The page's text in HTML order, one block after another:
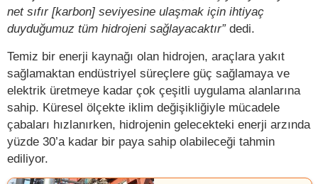
net sıfır [karbon] seviyesine ulaşmak için ihtiyaç
duyduğumuz tüm hidrojeni sağlayacaktır”dedi.
Temiz bir enerji kaynağı olan hidrojen, araçlara yakıt
sağlamaktan endüstriyel süreçlere güç sağlamaya ve
elektrik üretmeye kadar çok çeşitli uygulama alanlarına
sahip. Küresel ölçekte iklim değişikliğiyle mücadele
çabaları hızlanırken, hidrojenin gelecekteki enerji arzında
yüzde 30’a kadar bir paya sahip olabileceği tahmin
ediliyor.